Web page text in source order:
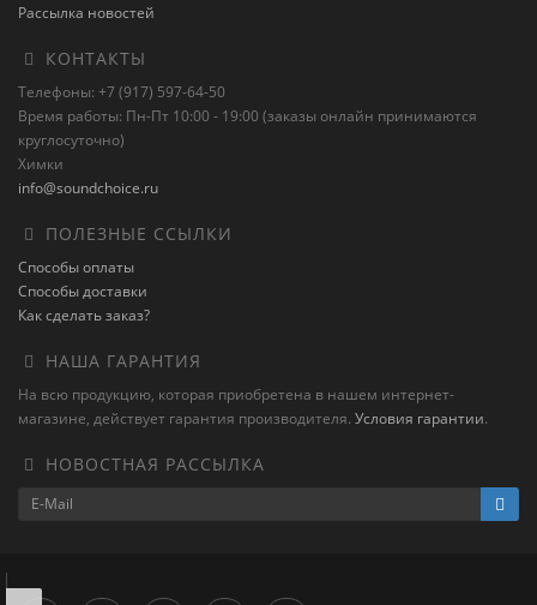
Рассылка новостей
КОНТАКТЫ
Телефоны: +7 (917) 597-64-50
Время работы: Пн-Пт 10:00 - 19:00 (заказы онлайн принимаются
круглосуточно)
Химки
info@soundchoice.ru
ПОЛЕЗНЫЕ ССЫЛКИ
Способы оплаты
Способы доставки
Как сделать заказ?
НАША ГАРАНТИЯ
На всю продукцию, которая приобретена в нашем интернет-
магазине, действует гарантия производителя. Условия гарантии.
НОВОСТНАЯ РАССЫЛКА